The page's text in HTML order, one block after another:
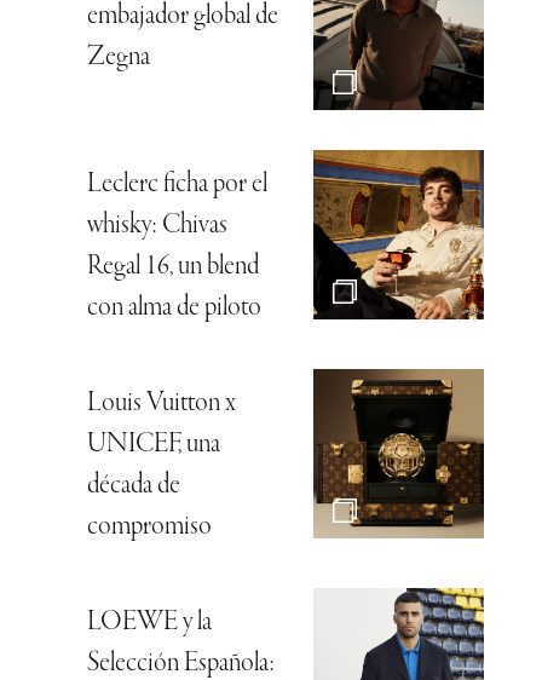
embajador global de
Zegna
Leclerc ficha por el
whisky: Chivas
Regal 16, un blend
con alma de piloto
Louis Vuitton x
UNICEF, una
década de
compromiso
LOEWE y la
Selección Española: